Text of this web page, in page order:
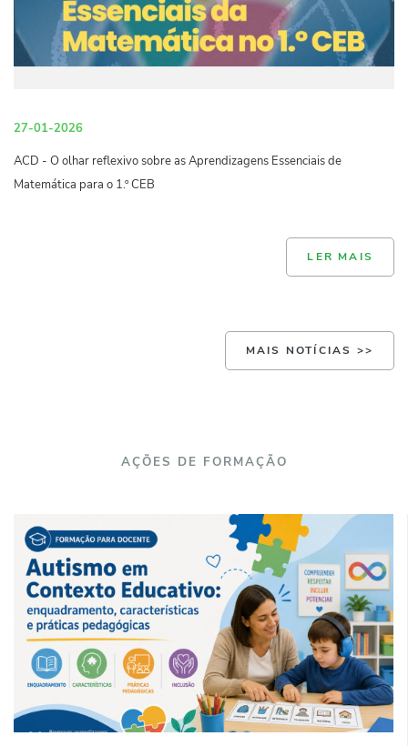
27-01-2026
ACD - O olhar reflexivo sobre as Aprendizagens Essenciais de
Matemática para o 1.º CEB
LER MAIS
MAIS NOTÍCIAS >>
AÇÕES DE FORMAÇÃO